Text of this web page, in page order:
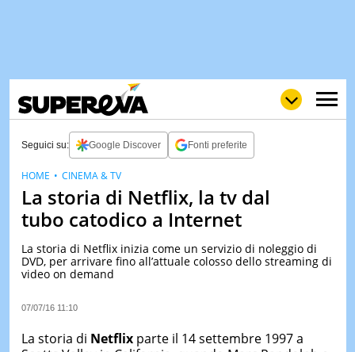
VIDEO
Seguici su: Google Discover Fonti preferite
La storia di Netflix, la tv dal
tubo catodico a Internet
La storia di Netflix inizia come un servizio di noleggio di
DVD, per arrivare fino all’attuale colosso dello streaming di
video on demand
07/07/16 11:10
HOME CINEMA & TV
La storia di Netflixparte il 14 settembre 1997 a